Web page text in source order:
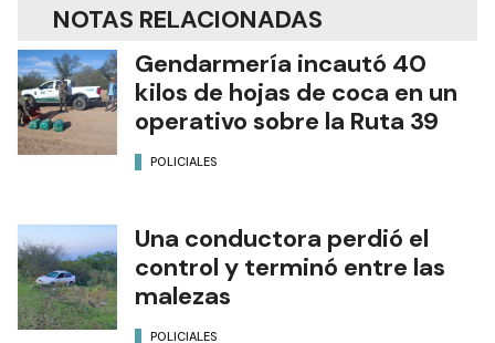
NOTAS RELACIONADAS
Gendarmería incautó 40
kilos de hojas de coca en un
operativo sobre la Ruta 39
POLICIALES
Una conductora perdió el
control y terminó entre las
malezas
POLICIALES